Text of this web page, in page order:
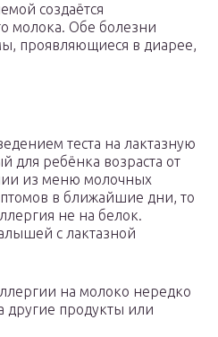
создаётся
молока. Обе болезни
проявляющиеся в диарее,
теста на лактазную
для ребёнка возраста от
из меню молочных
в ближайшие дни, то
не на белок.
с лактазной
на молоко нередко
продукты или